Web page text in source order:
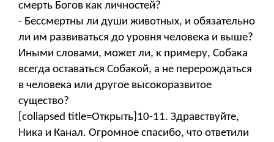
смерть Богов как личностей?
- Бессмертны ли души животных, и обязательно
ли им развиваться до уровня человека и выше?
Иными словами, может ли, к примеру, Собака
всегда оставаться Собакой, а не перерождаться
в человека или другое высокоразвитое
существо?
[collapsed title=Открыть]10-11. Здравствуйте,
Ника и Канал. Огромное спасибо, что ответили